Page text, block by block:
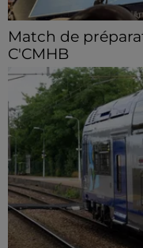
Match de
C'CMHB
Les handballeurs
Combault samedi 8